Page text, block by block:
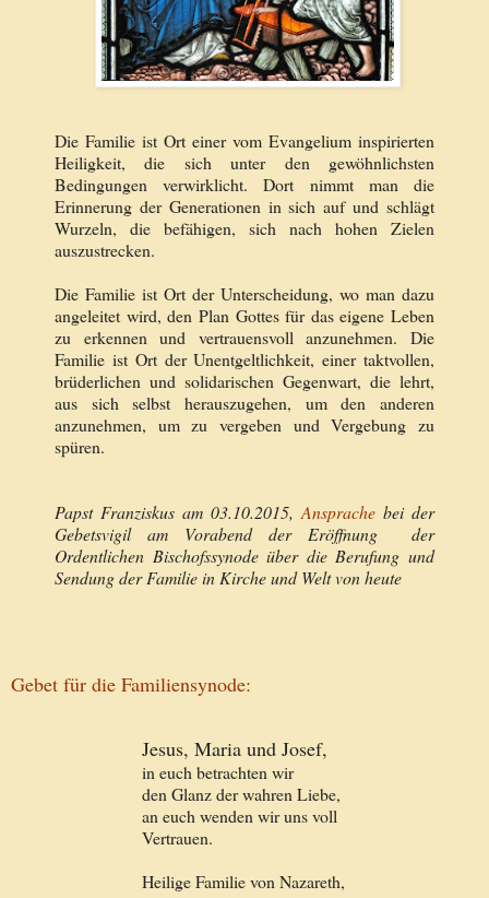
Die Familie ist Ort einer vom Evangelium inspirierten
Heiligkeit, die sich unter den gewöhnlichsten
Bedingungen verwirklicht. Dort nimmt man die
Erinnerung der Generationen in sich auf und schlägt
Wurzeln, die befähigen, sich nach hohen Zielen
auszustrecken.
Die Familie ist Ort der Unterscheidung, wo man dazu
angeleitet wird, den Plan Gottes für das eigene Leben
zu erkennen und vertrauensvoll anzunehmen. Die
Familie ist Ort der Unentgeltlichkeit, einer taktvollen,
brüderlichen und solidarischen Gegenwart, die lehrt,
aus sich selbst herauszugehen, um den anderen
anzunehmen, um zu vergeben und Vergebung zu
spüren.
Papst Franziskus am 03.10.2015,Ansprache bei der
Gebetsvigil am Vorabend der Eröffnung der
Ordentlichen Bischofssynode über die Berufung und
Sendung der Familie in Kirche und Welt von heute
Gebet für die Familiensynode:
Jesus, Maria und Josef,
in euch betrachten wir
den Glanz der wahren Liebe,
an euch wenden wir uns voll
Vertrauen.
Heilige Familie von Nazareth,